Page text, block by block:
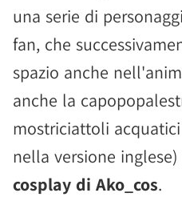
una serie di
fan, che
spazio anche
anche la
mostriciattoli acquatici
nella versione
cosplay di Ako_cos.